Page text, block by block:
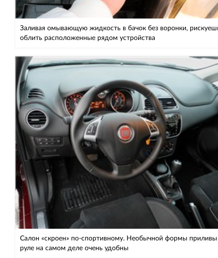
Заливая омывающую жидкость в бачок без воронки,
облить расположенные рядом устройства
Салон «скроен» по-спортивному. Необычной формы приливы
руле на самом деле очень удобны